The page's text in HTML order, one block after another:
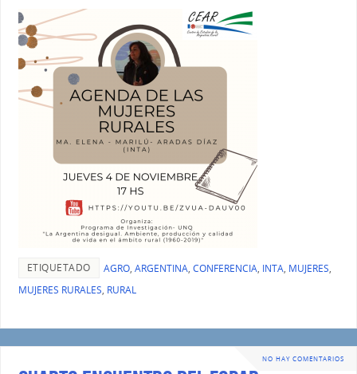
ETIQUETADO AGRO, ARGENTINA, CONFERENCIA, INTA, MUJERES,
MUJERES RURALES, RURAL
NO HAY COMENTARIOS